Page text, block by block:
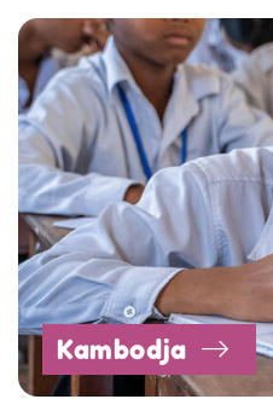
Kambodja